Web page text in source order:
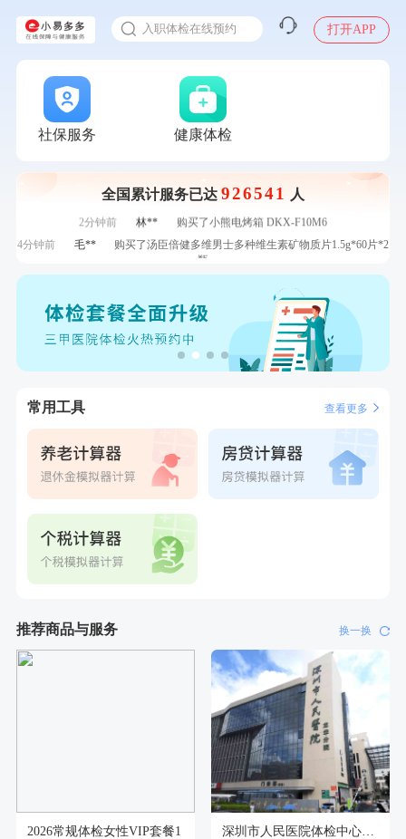
入职体检在线预约
打开APP
社保服务 健康体检
全国累计服务已达 926541 人
7分钟前 潘*
购买了美的1.5L电热水壶HJ1522
7分钟前
姜**
成功预约了女性VIP体检套餐
刚刚
张**
成功预约糖尿病强化体检套餐
成功预约糖尿病强化体检套餐
购买了联创雅斯奶锅DF-CP103M
刚刚
购买了联创雅斯奶锅DF-CP103M
2分钟前
林**
成功预约了女性健康套餐二档
2分钟前
林**
购买了小熊电烤箱 DKX-F10M6
4分钟前
毛**
购买了汤臣倍健多维男士多种维生素矿物质片1.5g*60片*2
瓶
成功预约了健康体检一档
6分钟前
赵*
购买了油米有福B款
7分钟前
潘*
购买了美的1.5L电热水壶HJ1522
成功预约了女性VIP体检套餐
常用工具 查看更多
推荐商品与服务 换一换
2026常规体检女性VIP套餐1 深圳市人民医院体检中心（龙华分院）